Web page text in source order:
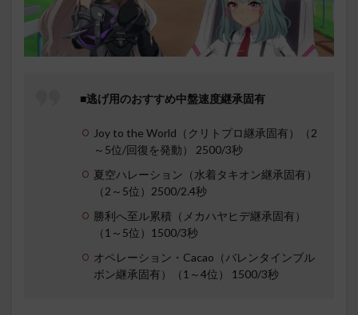
■逃げ用のおすすめ中盤速度継承固有
Joy to the World（クリトプロ継承固有）（2
～5位/回復を発動） 2500/3秒
夏空ハレーション（水着タキオン継承固有）
（2～5位）2500/2.4秒
勝利へ至ル累積（メカハヤヒデ継承固有）
（1～5位）1500/3秒
オペレーション・Cacao（バレンタインブル
ボン継承固有）（1～4位） 1500/3秒